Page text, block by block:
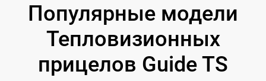
Популярные модели
Тепловизионных
прицелов Guide TS